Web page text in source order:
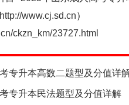
http://www.cj.sd.cn）
ckzn_km/23727.html
专升本高数二题型及分值详
专升本民法题型及分值详解